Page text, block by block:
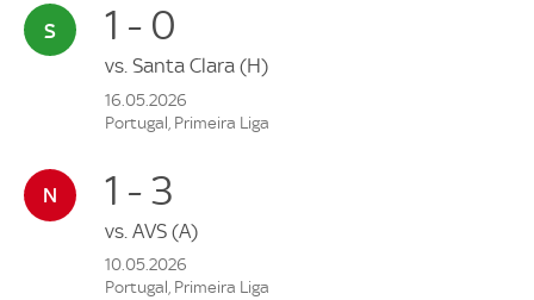
1 - 0
vs. Santa Clara (H)
16.05.2026
Portugal, Primeira Liga
1 - 3
vs. AVS (A)
10.05.2026
Portugal, Primeira Liga